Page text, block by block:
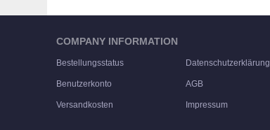
COMPANY INFORMATION
Bestellungsstatus Datenschutzerklärung
Benutzerkonto AGB
Versandkosten Impressum